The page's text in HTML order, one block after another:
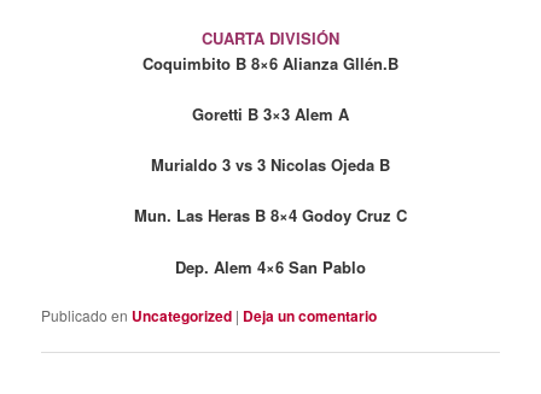
CUARTA DIVISIÓN
Coquimbito B 8×6 Alianza Gllén.B
Goretti B 3×3 Alem A
Murialdo 3 vs 3 Nicolas Ojeda B
Mun. Las Heras B 8×4 Godoy Cruz C
Dep. Alem 4×6 San Pablo
Publicado en Uncategorized | Deja un comentario